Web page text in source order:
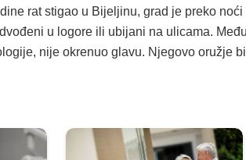
rat stigao u Bijeljinu, grad je preko
u logore ili ubijani na ulicama.
nije okrenuo glavu. Njegovo oružje